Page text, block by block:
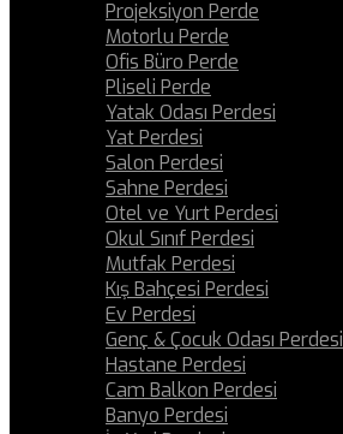
Projeksiyon Perde
Motorlu Perde
Ofis Büro Perde
Pliseli Perde
Yatak Odası Perdesi
Yat Perdesi
Salon Perdesi
Sahne Perdesi
Otel ve Yurt Perdesi
Okul Sınıf Perdesi
Mutfak Perdesi
Kış Bahçesi Perdesi
Ev Perdesi
Genç & Çocuk Odası Perdesi
Hastane Perdesi
Cam Balkon Perdesi
Banyo Perdesi